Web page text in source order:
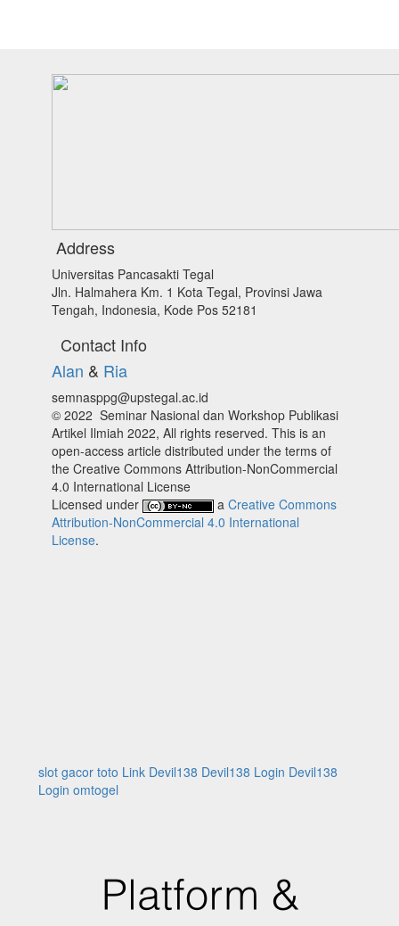
Address
Universitas Pancasakti Tegal
Jln. Halmahera Km. 1 Kota Tegal, Provinsi Jawa
Tengah, Indonesia, Kode Pos 52181
Contact Info
Alan & Ria
semnasppg@upstegal.ac.id
© 2022 Seminar Nasional dan Workshop Publikasi
Artikel Ilmiah 2022, All rights reserved. This is an
open-access article distributed under the terms of
the Creative Commons Attribution-NonCommercial
4.0 International License
Licensed under
a Creative Commons
Attribution-NonCommercial 4.0 International
License.
slot gacor toto Link Devil138 Devil138 Login Devil138
Login omtogel